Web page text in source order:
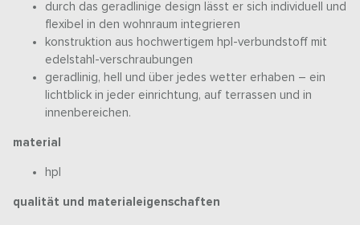
durch das geradlinige design lässt er sich individuell und
flexibel in den wohnraum integrieren
konstruktion aus hochwertigem hpl-verbundstoff mit
edelstahl-verschraubungen
geradlinig, hell und über jedes wetter erhaben – ein
lichtblick in jeder einrichtung, auf terrassen und in
innenbereichen.
material
hpl
qualität und materialeigenschaften